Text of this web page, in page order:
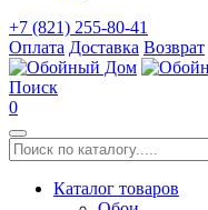
+7 (821) 255-80-41
Оплата Доставка Возврат
Поиск
0
Каталог товаров